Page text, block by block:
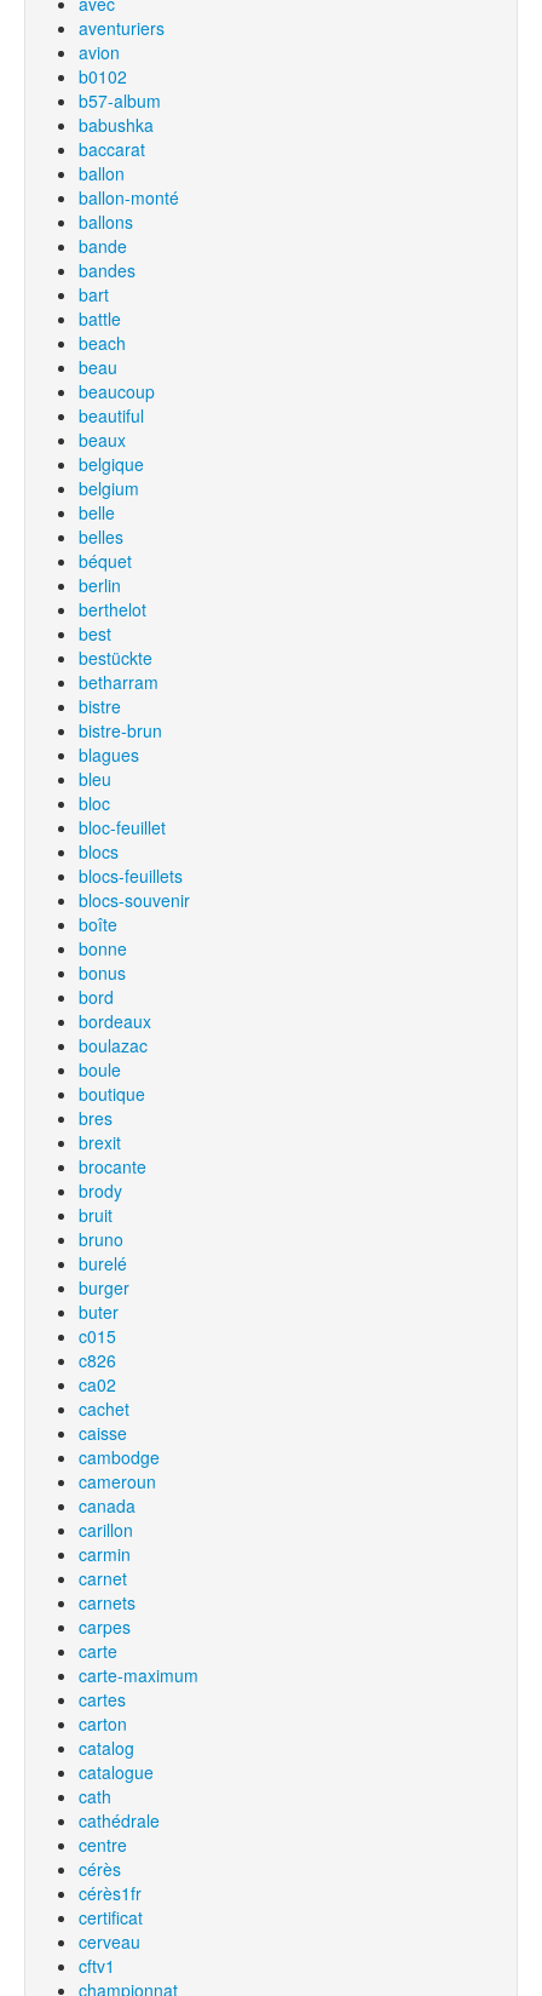
aventuriers
avion
b0102
b57-album
babushka
baccarat
ballon
ballon-monté
ballons
bande
bandes
bart
battle
beach
beau
beaucoup
beautiful
beaux
belgique
belgium
belle
belles
béquet
berlin
berthelot
best
bestückte
betharram
bistre
bistre-brun
blagues
bleu
bloc
bloc-feuillet
blocs
blocs-feuillets
blocs-souvenir
boîte
bonne
bonus
bord
bordeaux
boulazac
boule
boutique
bres
brexit
brocante
brody
bruit
bruno
burelé
burger
buter
c015
c826
ca02
cachet
caisse
cambodge
cameroun
canada
carillon
carmin
carnet
carnets
carpes
carte
carte-maximum
cartes
carton
catalog
catalogue
cath
cathédrale
centre
cérès
cérès1fr
certificat
cerveau
cftv1
championnat